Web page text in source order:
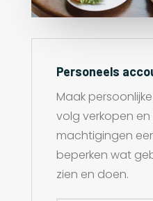
Personeels
Maak
volg verkopen
machtigingen
beperken wat
zien en doen.